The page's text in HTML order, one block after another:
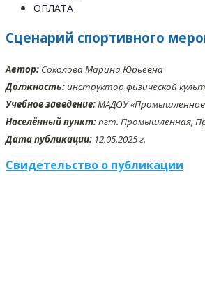
ОПЛАТА
Сценарий спортивного
Автор: Соколова Марина Юрьевна
Должность:инструктор физической
Учебное заведение:МАДОУ
Населённый пункт:пгт. Промышленная,
Дата публикации: 12.05.2025 г.
Свидетельство о публикации